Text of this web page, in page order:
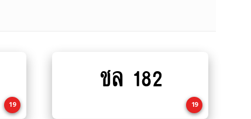
19
to
ชล 182
19